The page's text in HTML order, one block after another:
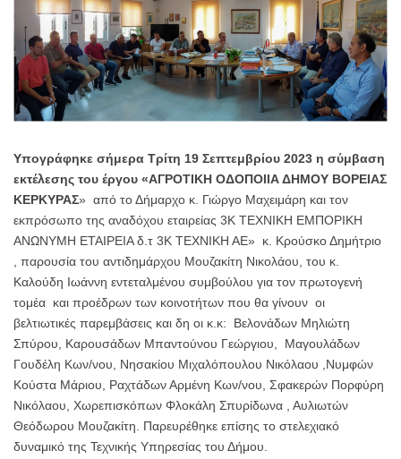
Δήμος
Βόρειας
Κέρκυρας
Υπογράφηκε σήμερα Τρίτη 19 Σεπτεμβρίου 2023 η σύμβαση
εκτέλεσης του έργου «ΑΓΡΟΤΙΚΗ ΟΔΟΠΟΙΙΑ ΔΗΜΟΥ ΒΟΡΕΙΑΣ
ΚΕΡΚΥΡΑΣ» από το Δήμαρχο κ. Γιώργο Μαχειμάρη και τον
εκπρόσωπο της αναδόχου εταιρείας 3Κ ΤΕΧΝΙΚΗ ΕΜΠΟΡΙΚΗ
ΑΝΩΝΥΜΗ ΕΤΑΙΡΕΙΑ δ.τ 3Κ ΤΕΧΝΙΚΗ ΑΕ» κ. Κρούσκο Δημήτριο
, παρουσία του αντιδημάρχου Μουζακίτη Νικολάου, του κ.
Καλούδη Ιωάννη εντεταλμένου συμβούλου για τον πρωτογενή
τομέα και προέδρων των κοινοτήτων που θα γίνουν οι
βελτιωτικές παρεμβάσεις και δη οι κ.κ: Βελονάδων Μηλιώτη
Σπύρου, Καρουσάδων Μπαντούνου Γεώργιου, Μαγουλάδων
Γουδέλη Κων/νου, Νησακίου Μιχαλόπουλου Νικόλαου ,Νυμφών
Κούστα Μάριου, Ραχτάδων Αρμένη Κων/νου, Σφακερών Πορφύρη
Νικόλαου, Χωρεπισκόπων Φλοκάλη Σπυρίδωνα , Αυλιωτών
Θεόδωρου Μουζακίτη. Παρευρέθηκε επίσης το στελεχιακό
δυναμικό της Τεχνικής Υπηρεσίας του Δήμου.